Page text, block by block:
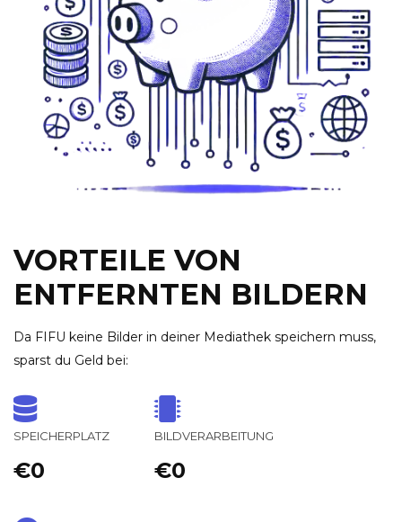
VORTEILE VON
ENTFERNTEN BILDERN
Da FIFU keine Bilder in deiner Mediathek speichern muss,
sparst du Geld bei:
SPEICHERPLATZ
€0
BILDVERARBEITUNG
€0